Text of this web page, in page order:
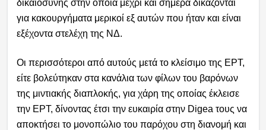
δικαιοσύνης στην οποία μέχρι και σήμερα δικάζονται
για κακουργήματα μερικοί εξ αυτών που ήταν και είναι
εξέχοντα στελέχη της ΝΔ.
Οι περισσότεροι από αυτούς μετά το κλείσιμο της ΕΡΤ,
είτε βολεύτηκαν στα κανάλια των φίλων του βαρόνων
της μιντιακής διαπλοκής, για χάρη της οποίας έκλεισε
την ΕΡΤ, δίνοντας έτσι την ευκαιρία στην Digea τους να
αποκτήσει το μονοπώλιο του παρόχου στη διανομή και